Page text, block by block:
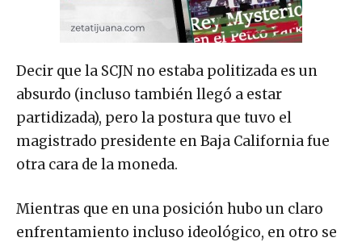
Decir que la SCJN no estaba politizada es un
absurdo (incluso también llegó a estar
partidizada), pero la postura que tuvo el
magistrado presidente en Baja California fue
otra cara de la moneda.
Mientras que en una posición hubo un claro
enfrentamiento incluso ideológico, en otro se